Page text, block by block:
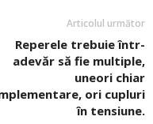
Articolul următor
Reperele trebuie într-
adevăr să fie multiple,
uneori chiar
ori cupluri
în tensiune.